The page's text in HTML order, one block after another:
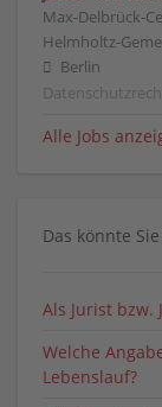
Max-Delbrück-
Helmholtz-
Berlin
Alle Jobs
Das könnte
Als Jurist
Welche
Lebenslauf?